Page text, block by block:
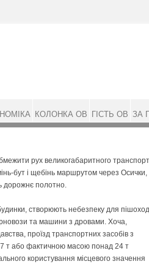
рух великогабаритного
бут і щебінь маршрутом через Осички,
дорожнє полотно.
створюють небезпеку для
та машини з дровами. Хоча,
проїзд транспортних засобів з
т або фактичною масою понад 24 т
користування місцевого значення
КОЛОНКА ОВ ГІСТЬ ОВ ЗА